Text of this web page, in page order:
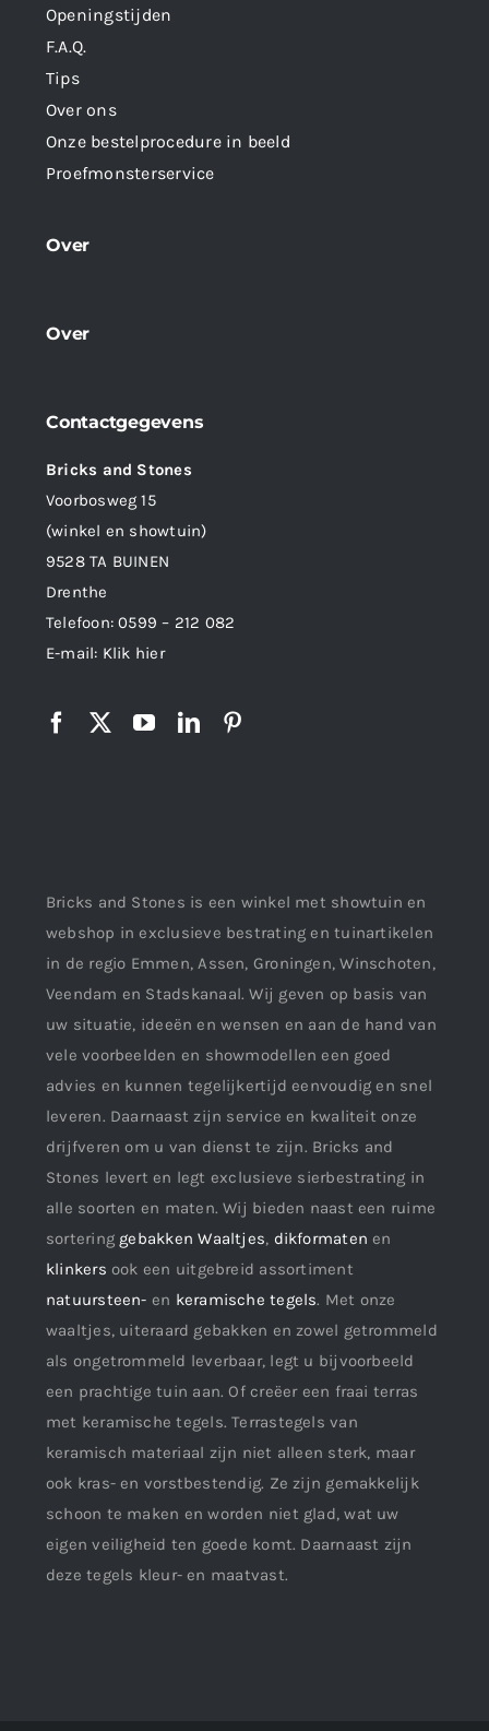
Openingstijden
F.A.Q.
Tips
Over ons
Onze bestelprocedure in beeld
Proefmonsterservice
Over
Over
Contactgegevens
Bricks and Stones
Voorbosweg 15
(winkel en showtuin)
9528 TA BUINEN
Drenthe
Telefoon:0599 – 212 082
E-mail: Klik hier
Bricks and Stones is een winkel met showtuin en
webshop in exclusieve bestrating en tuinartikelen
in de regio Emmen, Assen, Groningen, Winschoten,
Veendam en Stadskanaal. Wij geven op basis van
uw situatie, ideeën en wensen en aan de hand van
vele voorbeelden en showmodellen een goed
advies en kunnen tegelijkertijd eenvoudig en snel
leveren. Daarnaast zijn service en kwaliteit onze
drijfveren om u van dienst te zijn. Bricks and
Stones levert en legt exclusieve sierbestrating in
alle soorten en maten. Wij bieden naast een ruime
sortering gebakken Waaltjes, dikformaten en
klinkers ook een uitgebreid assortiment
natuursteen- en keramische tegels. Met onze
waaltjes, uiteraard gebakken en zowel getrommeld
als ongetrommeld leverbaar, legt u bijvoorbeeld
een prachtige tuin aan. Of creëer een fraai terras
met keramische tegels. Terrastegels van
keramisch materiaal zijn niet alleen sterk, maar
ook kras- en vorstbestendig. Ze zijn gemakkelijk
schoon te maken en worden niet glad, wat uw
eigen veiligheid ten goede komt. Daarnaast zijn
deze tegels kleur- en maatvast.